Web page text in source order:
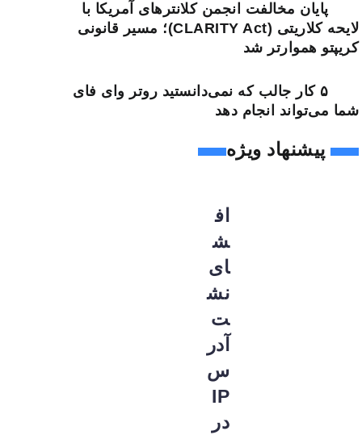
پایان مخالفت انجمن کلانترهای آمریکا با
لایحه کلاریتی (CLARITY Act)؛ مسیر قانونی
کریپتو هموارتر شد
۵ کار جالب که نمی‌دانستید روتر وای فای
شما می‌تواند انجام دهد
پیشنهاد ویژه
اف
ش
ای
نش
ت
آدر
س
IP
در